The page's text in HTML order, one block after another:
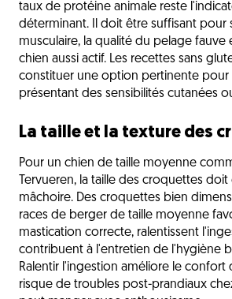
taux de protéine animale reste
déterminant. Il doit être suffisant pour
musculaire, la qualité du pelage fauve
chien aussi actif. Les recettes sans
constituer une option pertinente pour
présentant des sensibilités cutanées
La taille et la texture des
Pour un chien de taille moyenne
Tervueren, la taille des croquettes
mâchoire. Des croquettes bien
races de berger de taille moyenne
mastication correcte, ralentissent
contribuent à l'entretien de l'hygiène
Ralentir l'ingestion améliore le confort
risque de troubles post-prandiaux